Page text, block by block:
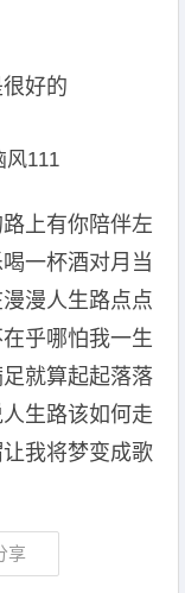
好的
风111
上有你陪伴左
一杯酒对月当
漫人生路点点
乎哪怕我一生
就算起起落落
生路该如何走
我将梦变成歌
享